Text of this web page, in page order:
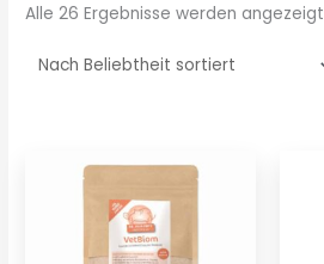
Alle 26 Ergebnisse werden angezeigt